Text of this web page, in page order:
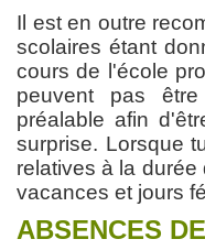
Il est en outre
scolaires étant
cours de l'école
peuvent pas
préalable afin
surprise. Lorsque
relatives à la
vacances et jours
ABSENCES